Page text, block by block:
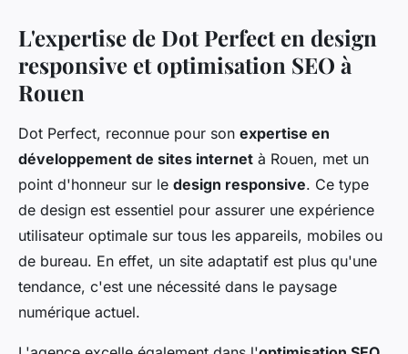
L'expertise de Dot Perfect en design
responsive et optimisation SEO à
Rouen
Dot Perfect, reconnue pour son expertise en
développement de sites internet à Rouen, met un
point d'honneur sur le design responsive. Ce type
de design est essentiel pour assurer une expérience
utilisateur optimale sur tous les appareils, mobiles ou
de bureau. En effet, un site adaptatif est plus qu'une
tendance, c'est une nécessité dans le paysage
numérique actuel.